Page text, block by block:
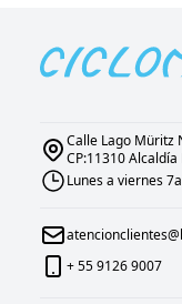
Calle Lago Müritz
CP:11310
Lunes a viernes
+ 55 9126 9007